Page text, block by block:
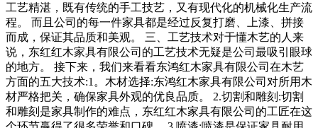
工艺精湛，既有传统的手工技艺，又有现代化的机械化生产流
程。 而且公司的每一件家具都是经过反复打磨、上漆、拼接
而成，保证其品质和美观。 三、工艺技术对于懂木艺的人来
说，东红红木家具有限公司的工艺技术无疑是公司最吸引眼球
的地方。 接下来，我们来看看东鸿红木家具有限公司在木艺
方面的五大技术:1。木材选择:东鸿红木家具有限公司对所用木
材严格把关，确保家具外观的优良品质。 2.切割和雕刻:切割
和雕刻是家具制作的难点，东红红木家具有限公司的工匠在这